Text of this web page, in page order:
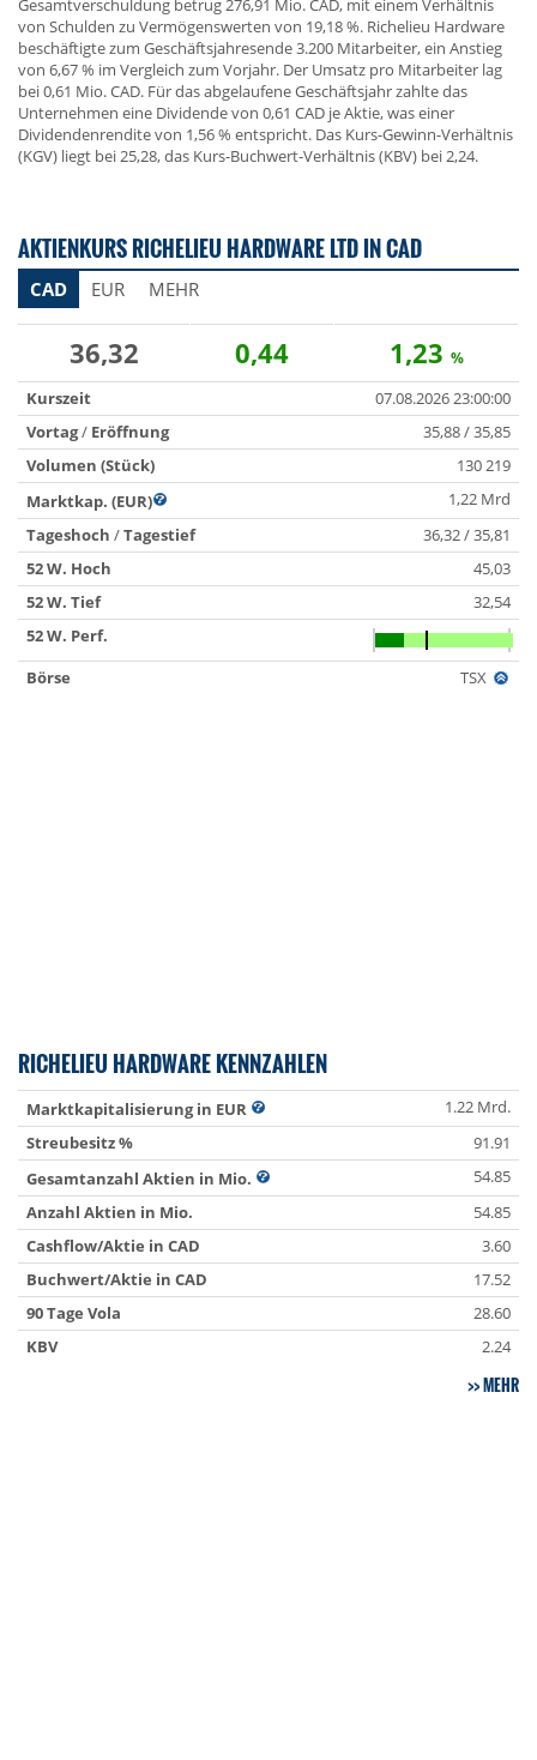
Gesamtverschuldung betrug 276,91 Mio. CAD, mit einem Verhältnis
von Schulden zu Vermögenswerten von 19,18 %. Richelieu Hardware
beschäftigte zum Geschäftsjahresende 3.200 Mitarbeiter, ein Anstieg
von 6,67 % im Vergleich zum Vorjahr. Der Umsatz pro Mitarbeiter lag
bei 0,61 Mio. CAD. Für das abgelaufene Geschäftsjahr zahlte das
Unternehmen eine Dividende von 0,61 CAD je Aktie, was einer
Dividendenrendite von 1,56 % entspricht. Das Kurs-Gewinn-Verhältnis
(KGV) liegt bei 25,28, das Kurs-Buchwert-Verhältnis (KBV) bei 2,24.
AKTIENKURS RICHELIEU HARDWARE LTD IN CAD
CAD EUR MEHR
36,32 0,44 1,23 %
Kurszeit
07.08.2026 23:00:00
Vortag/ Eröffnung
35,88 / 35,85
Volumen (Stück)
130 219
Marktkap. (EUR)
1,22 Mrd
Tageshoch /Tagestief
36,32 / 35,81
52 W. Hoch
45,03
52 W. Tief
32,54
52 W. Perf.
Börse
TSX
RICHELIEU HARDWARE KENNZAHLEN
Marktkapitalisierung in EUR
1.22 Mrd.
Streubesitz %
91.91
Gesamtanzahl Aktien in Mio.
54.85
Anzahl Aktien in Mio.
54.85
Cashflow/Aktie in CAD
3.60
Buchwert/Aktie in CAD
17.52
90 Tage Vola
28.60
KBV
2.24
MEHR